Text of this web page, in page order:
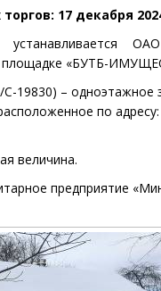
17 декабря
устанавливаетсяОАО
площадке «БУТБ-
С-19830) – одноэтажное
по
величина.
предприятие